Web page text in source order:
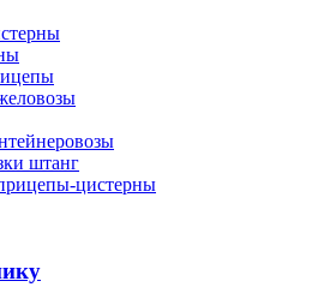
штанг
цистерны